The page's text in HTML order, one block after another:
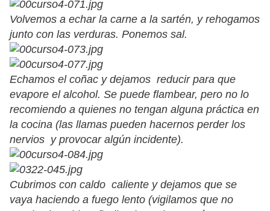
Volvemos a echar la carne a la sartén, y rehogamos
junto con las verduras. Ponemos sal.
Echamos el coñac y dejamos reducir para que
evapore el alcohol. Se puede flambear, pero no lo
recomiendo a quienes no tengan alguna práctica en
la cocina (las llamas pueden hacernos perder los
nervios y provocar algún incidente).
Cubrimos con caldo caliente y dejamos que se
vaya haciendo a fuego lento (vigilamos que no